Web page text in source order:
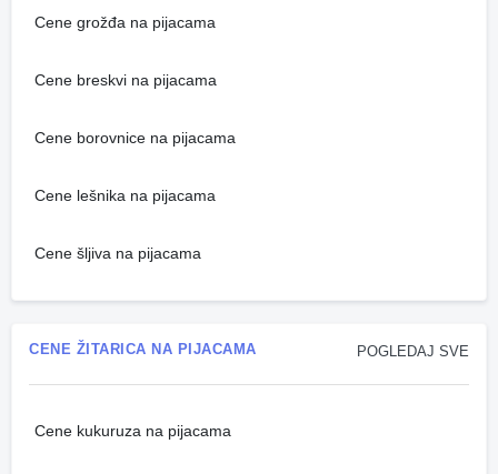
Cene grožđa na pijacama
Cene breskvi na pijacama
Cene borovnice na pijacama
Cene lešnika na pijacama
Cene šljiva na pijacama
POGLEDAJ SVE
CENE ŽITARICA NA PIJACAMA
Cene kukuruza na pijacama